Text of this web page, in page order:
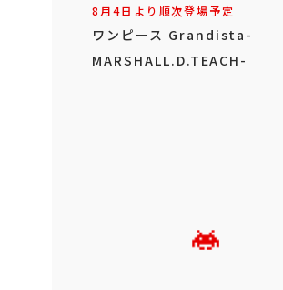
8月4日より順次登場予定
ワンピース Grandista-
MARSHALL.D.TEACH-